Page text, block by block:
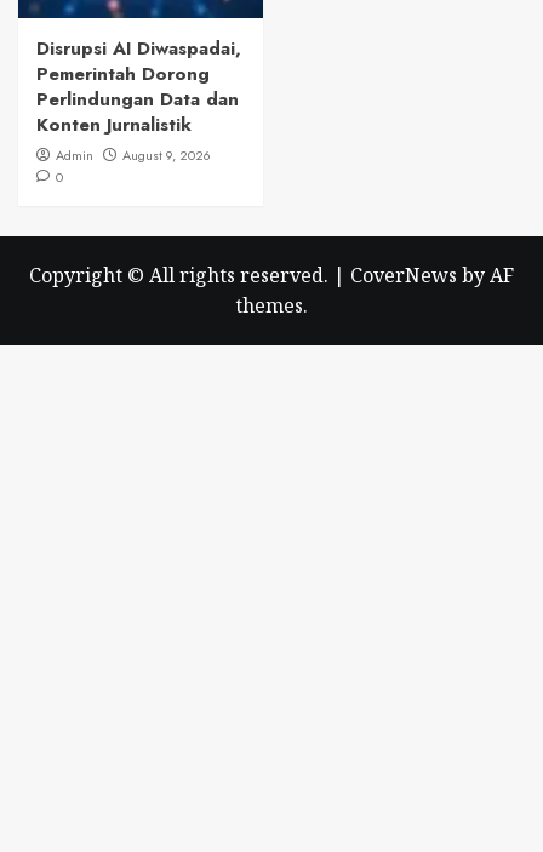
Disrupsi AI Diwaspadai,
Pemerintah Dorong
Perlindungan Data dan
Konten Jurnalistik
Admin
August 9, 2026
0
Copyright © All rights reserved. | CoverNews by AF
themes.